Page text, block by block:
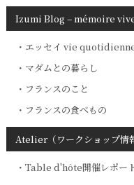
Izumi Blog – mémoire
エッセイ vie
マダムとの暮らし
フランスのこと
フランスの食べもの
Atelier（ワークショップ情
Table d'hôte開催レポー